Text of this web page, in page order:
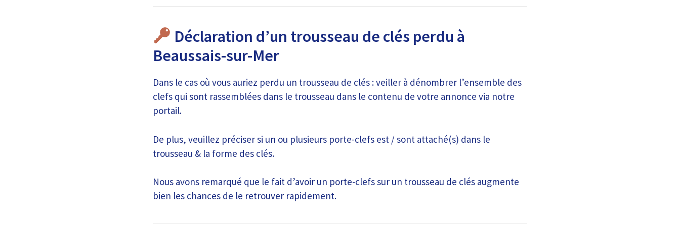
Déclaration d’un trousseau de clés perdu à
Beaussais-sur-Mer
Dans le cas où vous auriez perdu un trousseau de clés : veiller à dénombrer l’ensemble des
clefs qui sont rassemblées dans le trousseau dans le contenu de votre annonce via notre
portail.
De plus, veuillez préciser si un ou plusieurs porte-clefs est / sont attaché(s) dans le
trousseau & la forme des clés.
Nous avons remarqué que le fait d’avoir un porte-clefs sur un trousseau de clés augmente
bien les chances de le retrouver rapidement.